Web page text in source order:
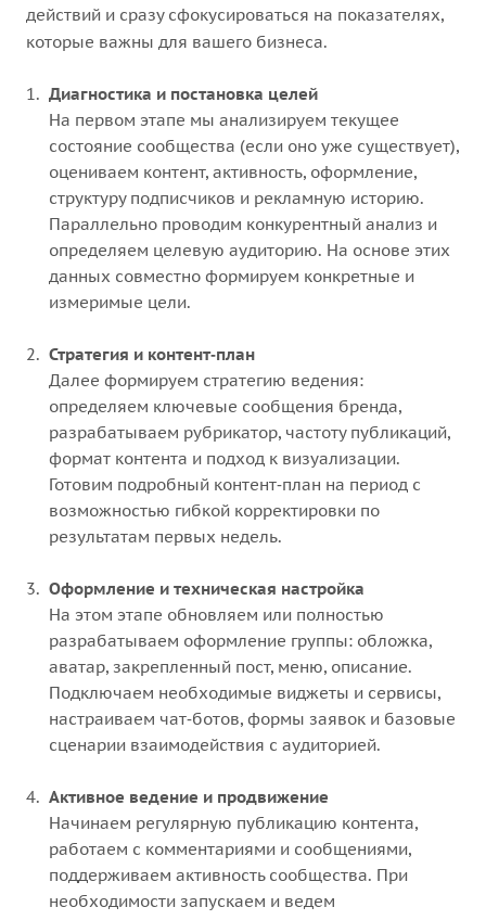
действий и сразу сфокусироваться на показателях,
которые важны для вашего бизнеса.
Диагностика и постановка целей
На первом этапе мы анализируем текущее
состояние сообщества (если оно уже существует),
оцениваем контент, активность, оформление,
структуру подписчиков и рекламную историю.
Параллельно проводим конкурентный анализ и
определяем целевую аудиторию. На основе этих
данных совместно формируем конкретные и
измеримые цели.
Стратегия и контент‑план
Далее формируем стратегию ведения:
определяем ключевые сообщения бренда,
разрабатываем рубрикатор, частоту публикаций,
формат контента и подход к визуализации.
Готовим подробный контент‑план на период с
возможностью гибкой корректировки по
результатам первых недель.
Оформление и техническая настройка
На этом этапе обновляем или полностью
разрабатываем оформление группы: обложка,
аватар, закрепленный пост, меню, описание.
Подключаем необходимые виджеты и сервисы,
настраиваем чат‑ботов, формы заявок и базовые
сценарии взаимодействия с аудиторией.
Активное ведение и продвижение
Начинаем регулярную публикацию контента,
работаем с комментариями и сообщениями,
поддерживаем активность сообщества. При
необходимости запускаем и ведем